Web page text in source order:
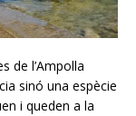
de l’Ampolla
sinó una espècie
i queden a la